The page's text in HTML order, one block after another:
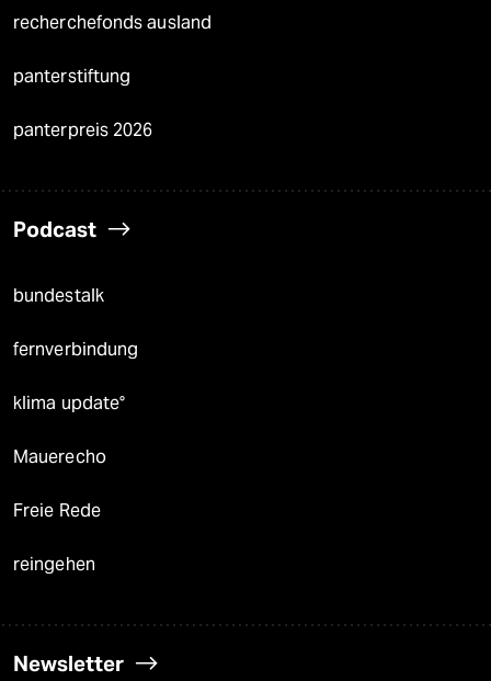
recherchefonds ausland
panterstiftung
panterpreis 2026
Podcast
bundestalk
fernverbindung
klima update°
Mauerecho
Freie Rede
reingehen
Newsletter